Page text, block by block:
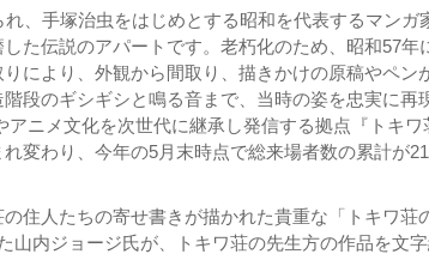
れ、手塚治虫をはじめとする昭和を代表するマンガ
た伝説のアパートです。老朽化のため、昭和57年
により、外観から間取り、描きかけの原稿やペン
段のギシギシと鳴る音まで、当時の姿を忠実に再
アニメ文化を次世代に継承し発信する拠点『トキワ
変わり、今年の5月末時点で総来場者数の累計が
住人たちの寄せ書きが描かれた貴重な「トキワ荘
山内ジョージ氏が、トキワ荘の先生方の作品を文